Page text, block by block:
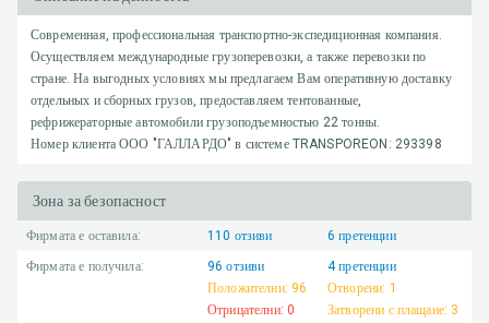
Современная, профессиональная транспортно-экспедиционная компания.
Осуществляем международные грузоперевозки, а также перевозки по
стране. На выгодных условиях мы предлагаем Вам оперативную доставку
отдельных и сборных грузов, предоставляем тентованные,
рефрижераторные автомобили грузоподъемностью 22 тонны.
Номер клиента ООО "ГАЛЛАРДО" в системе TRANSPOREON: 293398
Зона за безопасност
Фирмата е оставила: 110 отзиви 6 претенции
Фирмата е получила:
96 отзиви
Положителни: 96
Отрицателни: 0
4 претенции
Отворени: 1
Затворени с плащане: 3